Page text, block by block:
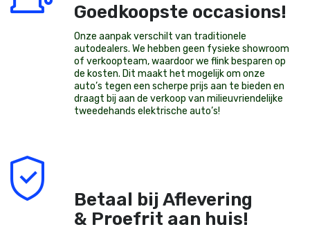
Goedkoopste occasions!
Onze aanpak verschilt van traditionele
autodealers. We hebben geen fysieke showroom
of verkoopteam, waardoor we flink besparen op
de kosten. Dit maakt het mogelijk om onze
auto’s tegen een scherpe prijs aan te bieden en
draagt bij aan de verkoop van milieuvriendelijke
tweedehands elektrische auto’s!
Betaal bij Aflevering
& Proefrit aan huis!